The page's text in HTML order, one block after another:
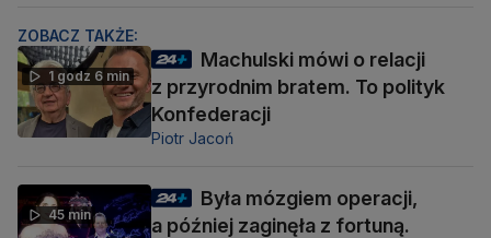
ZOBACZ TAKŻE:
1 godz 6 min
Machulski mówi o relacji
z przyrodnim bratem. To polityk
Konfederacji
Piotr Jacoń
45 min
Była mózgiem operacji,
a później zaginęła z fortuną.